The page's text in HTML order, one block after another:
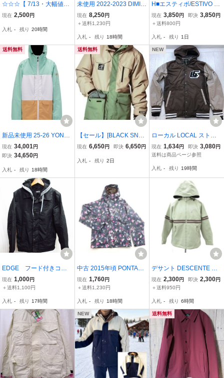
☆☆☆【 7/13・大幅値下
げ 】ACC ASIAN CAN C
カモフラボーダージャケ
なり大きめ）送料無料
現在 2,500円
入札 - 残り 20時間
未使用 2022-2023 DIMIT
O VTX 2L ES ANORAK J
ACKET XSサイズ スノー
アノラック 41514-109
現在 8,250円
＋送料1,230円
入札 - 残り 18時間
H■エスティボ/ESTIVO チ
ェック柄 スノボジャケッ
ト ウインターウェア【X
現在 3,850円 即決 3,850円
＋送料800円
入札 - 残り 1日
送料無料
新品未使用 25-26 YONEX
A3 TRICKER JACKET PS
TG XSサイズ スノーウ
現在 34,001円
即決 34,650円
入札 - 残り 18時間
送料無料
【セール】[BLACK SNO
W] 佐藤大樹 スノボウェア
スノーボードウェア BS2
現在 6,650円 即決 6,650円
入札 - 残り 2日
NEW
ローカル LOCAL ストリ
ート スポーツ スキー ス
ノーボード サムホール ス
ケット アウター メンズ X
現在 1,634円 即決 3,080円
送料は商品ページ参照
入札 - 残り 19時間
EDGE フード付きコー
チジャケット柄スノーボ
ードジャケット メンズX
ト 防寒保温スノージャン
パー パーカー01142
現在 1,000円
＋送料1,100円
入札 - 残り 17時間
中古 2015年頃 PONTAPE
S ブラック/ホワイト/ピン
ク/柄 メンズXSサイズ ス
ェア ポンタペス
現在 1,760円
＋送料1,230円
入札 - 残り 18時間
デサント DESCENTE ス
ノーボードウエア 中綿ジ
ャケット 上着 ミドル丈
ジュ /SY63 ■ECA001 メ
ンズ
現在 2,300円 即決 2,300円
＋送料950円
入札 - 残り 6時間
NEW 送料無料